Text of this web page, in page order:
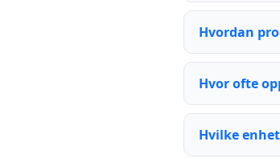
Hvordan
Hvor ofte
Hvilke